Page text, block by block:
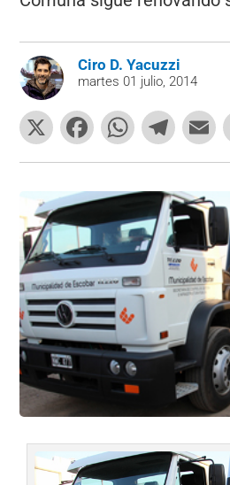
Ciro D. Yacuzzi
martes 01 julio, 2014
X
F
a
c
e
b
o
o
k
W
h
at
s
A
p
p
T
el
e
gr
a
m
l